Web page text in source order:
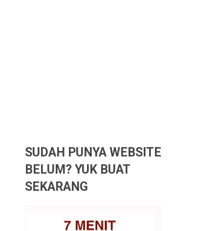
SUDAH PUNYA WEBSITE
BELUM? YUK BUAT
SEKARANG